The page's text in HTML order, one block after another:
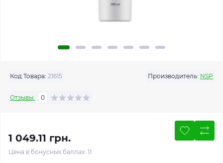
Код Товара: 21615 Производитель: NSP
Отзывы: 0
1 049.11 грн.
Цена в бонусных баллах: 11